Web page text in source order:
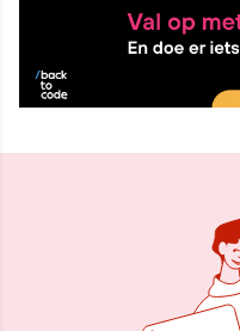
28 mei 2026, 12:09
Delen